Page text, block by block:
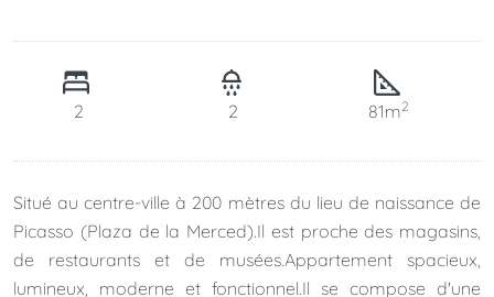
2 2 81m2
Situé au centre-ville à 200 mètres du lieu de naissance de
Picasso (Plaza de la Merced).Il est proche des magasins,
de restaurants et de musées.Appartement spacieux,
lumineux, moderne et fonctionnel.Il se compose d'une